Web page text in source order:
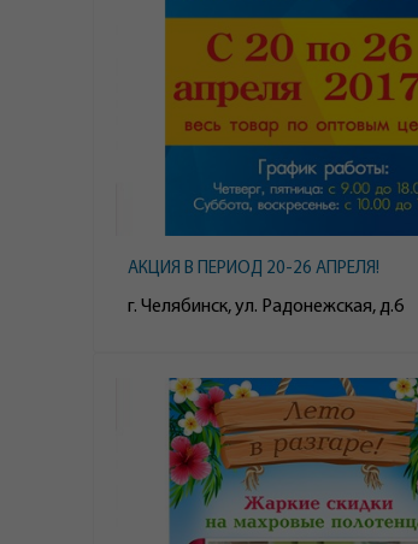
АКЦИЯ В ПЕРИОД 20-26 АПРЕЛЯ!
г. Челябинск, ул. Радонежская, д.6